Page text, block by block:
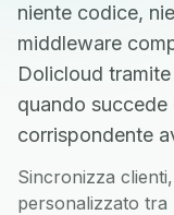
niente codice,
middleware
Dolicloud
quando
corrispondente
Sincronizza
personalizzato tra